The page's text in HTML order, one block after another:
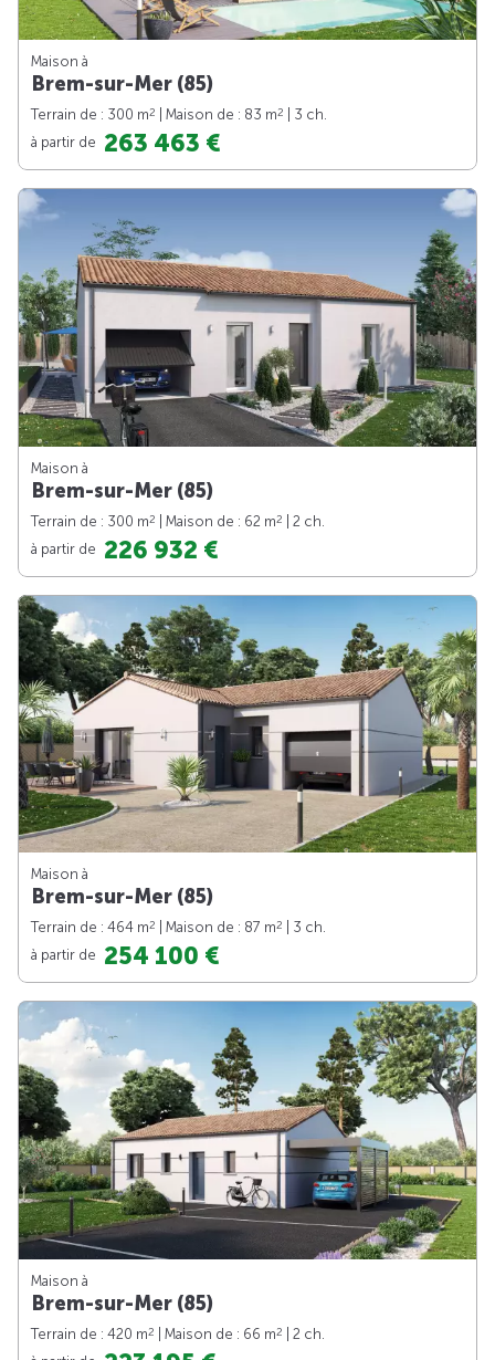
Maison à
Brem-sur-Mer (85)
Terrain de : 300 m2 | Maison de : 83 m2
| 3 ch.
à partir de 263 463 €
Maison à
Brem-sur-Mer (85)
Terrain de : 300 m2 | Maison de : 62 m2
| 2 ch.
à partir de 226 932 €
Maison à
Brem-sur-Mer (85)
Terrain de : 464 m2 | Maison de : 87 m2
| 3 ch.
à partir de 254 100 €
Maison à
Brem-sur-Mer (85)
Terrain de : 420 m2 | Maison de : 66 m2
| 2 ch.